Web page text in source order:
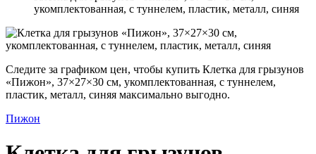
укомплектованная, с туннелем, пластик, металл, синяя
Следите за графиком цен, чтобы купить Клетка для грызунов
«Пижон», 37×27×30 см, укомплектованная, с туннелем,
пластик, металл, синяя максимально выгодно.
Пижон